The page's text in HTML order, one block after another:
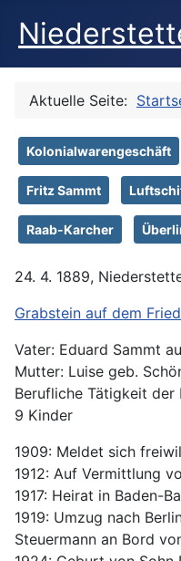
Aktuelle Seite:
Kolonialwarengeschäft
Fritz Sammt
Raab-Karcher
24. 4. 1889,
Grabstein auf dem
Vater: Eduard Sammt
Mutter: Luise geb.
Berufliche Tätigkeit der
9 Kinder
1909: Meldet sich
1912: Auf Vermittlung
1917: Heirat in Baden-
1919: Umzug nach
Steuermann an Bord